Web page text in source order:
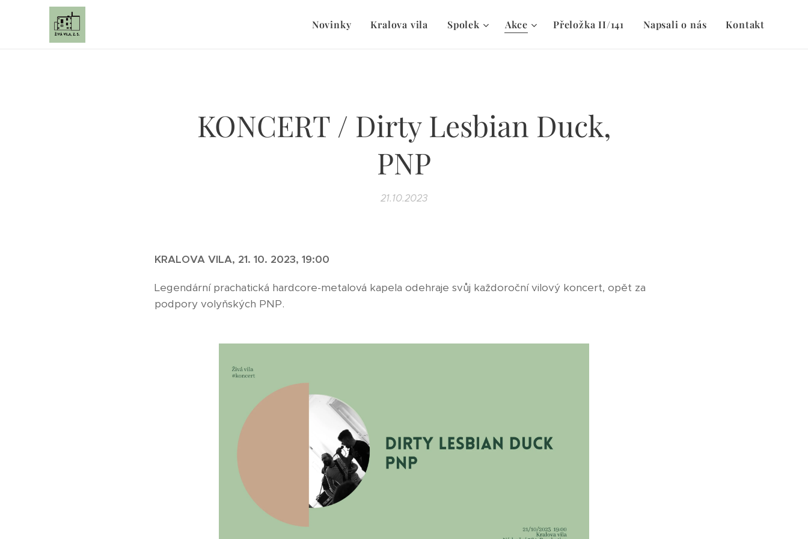
Novinky Kralova vila Spolek Akce Přeložka II/141 Napsali o nás Kontakt
KONCERT / Dirty Lesbian Duck,
PNP
21.10.2023
KRALOVA VILA, 21. 10. 2023, 19:00
Legendární prachatická hardcore-metalová kapela odehraje svůj každoroční vilový koncert, opět za
podpory volyňských PNP.